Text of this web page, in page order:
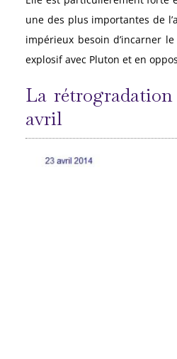
une des plus importantes de
impérieux besoin d’incarner
explosif avec Pluton et en
La rétrogradation
avril